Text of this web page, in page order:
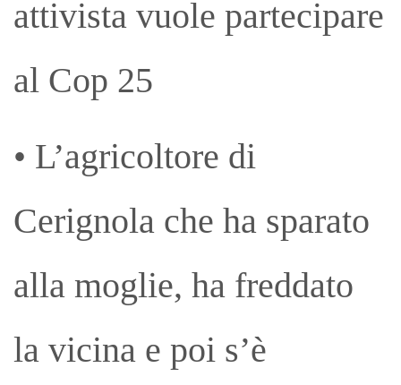
attivista vuole partecipare
al Cop 25
• L’agricoltore di
Cerignola che ha sparato
alla moglie, ha freddato
la vicina e poi s’è